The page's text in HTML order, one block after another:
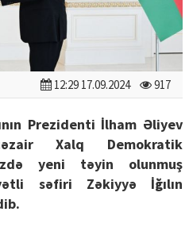
12:29 17.09.2024 917
Prezidenti İlham Əliyev
Xalq Demokratik
yeni təyin olunmuş
səfiri Zəkiyyə İğılın